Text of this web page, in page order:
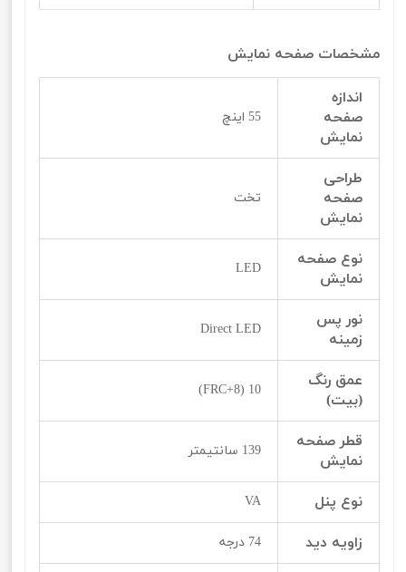
مشخصات صفحه نمایش
اندازه
صفحه
نمایش
55 اینچ
طراحی
صفحه
نمایش
تخت
نوع صفحه
نمایش
LED
نور پس
زمینه
Direct LED
عمق رنگ
(بیت)
10 (8+FRC)
قطر صفحه
نمایش
139 سانتیمتر
نوع پنل VA
زاویه دید 74 درجه